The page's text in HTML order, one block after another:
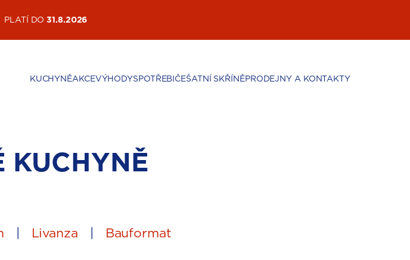
PLATÍ DO31.8.2026
KUCHYNĚAKCEVÝHODYSPOTŘEBIČEŠATNÍ SKŘÍNĚPRODEJNY A KONTAKTY
KUCHYNĚ
| Livanza | Bauformat